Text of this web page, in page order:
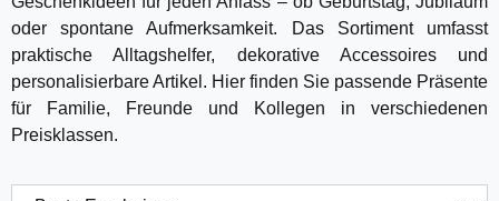
oder spontane Aufmerksamkeit. Das Sortiment umfasst
praktische Alltagshelfer, dekorative Accessoires und
personalisierbare Artikel. Hier finden Sie passende Präsente
für Familie, Freunde und Kollegen in verschiedenen
Preisklassen.